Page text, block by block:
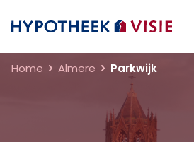
Terug naar home
Home Almere Parkwijk